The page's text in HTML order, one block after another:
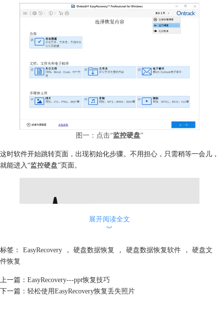
图一：点击“监控硬盘”
这时软件开始跳转页面，出现初始化步骤。不用担心，只需稍等一会儿，
就能进入“监控硬盘”页面。
图二：初始化 进行页面跳转
展开阅读全文
︾
标签： EasyRecovery ， 硬盘数据恢复 ， 硬盘数据恢复软件 ，
硬盘文
件恢复
上一篇： EasyRecovery---ppt恢复技巧
下一篇： 轻松使用EasyRecovery恢复丢失照片